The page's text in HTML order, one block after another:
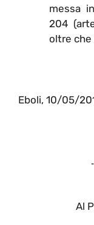
messa
204
oltre che
Eboli, 10/05/
Al